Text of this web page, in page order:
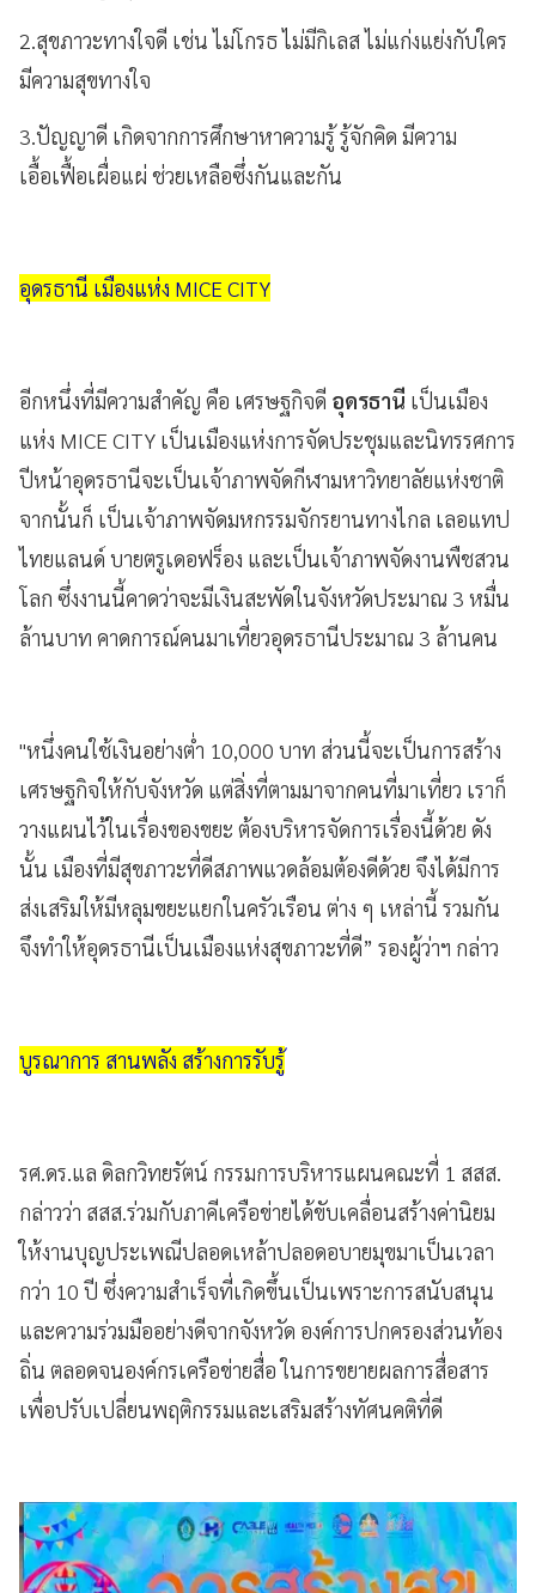
2.สุขภาวะทางใจดี เช่น ไม่โกรธ ไม่มีกิเลส ไม่แก่งแย่งกับใคร
มีความสุขทางใจ
3.ปัญญาดี เกิดจากการศึกษาหาความรู้ รู้จักคิด มีความ
เอื้อเฟื้อเผื่อแผ่ ช่วยเหลือซึ่งกันและกัน
อุดรธานี เมืองแห่ง MICE CITY
อีกหนึ่งที่มีความสำคัญ คือ เศรษฐกิจดี อุดรธานี เป็นเมือง
แห่ง MICE CITY เป็นเมืองแห่งการจัดประชุมและนิทรรศการ
ปีหน้าอุดรธานีจะเป็นเจ้าภาพจัดกีฬามหาวิทยาลัยแห่งชาติ
จากนั้นก็ เป็นเจ้าภาพจัดมหกรรมจักรยานทางไกล เลอแทป
ไทยแลนด์ บายตรูเดอฟร็อง และเป็นเจ้าภาพจัดงานพืชสวน
โลก ซึ่งงานนี้คาดว่าจะมีเงินสะพัดในจังหวัดประมาณ 3 หมื่น
ล้านบาท คาดการณ์คนมาเที่ยวอุดรธานีประมาณ 3 ล้านคน
"หนึ่งคนใช้เงินอย่างต่ำ 10,000 บาท ส่วนนี้จะเป็นการสร้าง
เศรษฐกิจให้กับจังหวัด แต่สิ่งที่ตามมาจากคนที่มาเที่ยว เราก็
วางแผนไว้ในเรื่องของขยะ ต้องบริหารจัดการเรื่องนี้ด้วย ดัง
นั้น เมืองที่มีสุขภาวะที่ดีสภาพแวดล้อมต้องดีด้วย จึงได้มีการ
ส่งเสริมให้มีหลุมขยะแยกในครัวเรือน ต่าง ๆ เหล่านี้ รวมกัน
จึงทำให้อุดรธานีเป็นเมืองแห่งสุขภาวะที่ดี” รองผู้ว่าฯ กล่าว
บูรณาการ สานพลัง สร้างการรับรู้
รศ.ดร.แล ดิลกวิทยรัตน์ กรรมการบริหารแผนคณะที่ 1 สสส.
กล่าวว่า สสส.ร่วมกับภาคีเครือข่ายได้ขับเคลื่อนสร้างค่านิยม
ให้งานบุญประเพณีปลอดเหล้าปลอดอบายมุขมาเป็นเวลา
กว่า 10 ปี ซึ่งความสำเร็จที่เกิดขึ้นเป็นเพราะการสนับสนุน
และความร่วมมืออย่างดีจากจังหวัด องค์การปกครองส่วนท้อง
ถิ่น ตลอดจนองค์กรเครือข่ายสื่อ ในการขยายผลการสื่อสาร
เพื่อปรับเปลี่ยนพฤติกรรมและเสริมสร้างทัศนคติที่ดี